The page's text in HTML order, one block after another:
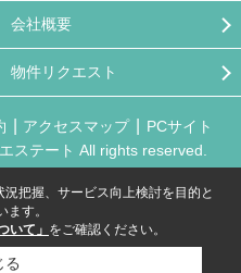
会社概要
物件リクエスト
アクセスマップ
PCサイト
ステート All rights reserved.
把握、サービス向上検討を目的と
す。
いて」 をご確認ください。
る